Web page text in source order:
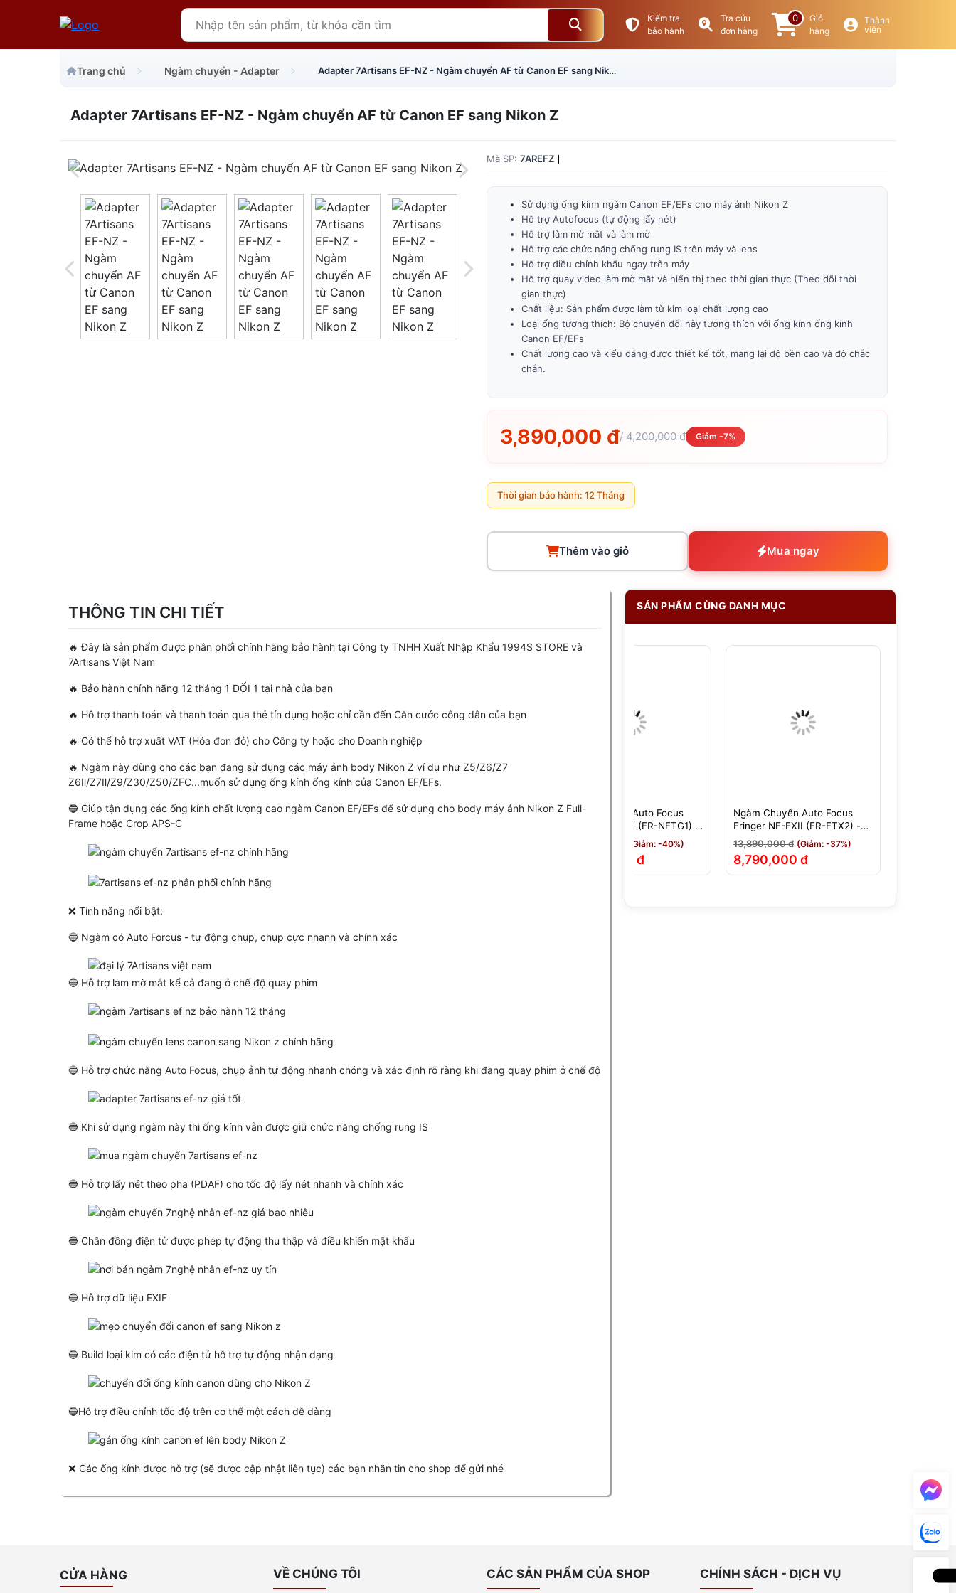
Kiểm tra
bảo hành
Tra cứu
đơn hàng
0
Giỏ
hàng
Thành
viên
Trang chủ Ngàm chuyển - Adapter Adapter 7Artisans EF-NZ - Ngàm chuyển AF từ Canon EF sang Nikon Z
Adapter 7Artisans EF-NZ - Ngàm chuyển AF từ Canon EF sang Nikon Z
Mã SP: 7AREFZ
Sử dụng ống kính ngàm Canon EF/EFs cho máy ảnh Nikon Z
Hỗ trợ Autofocus (tự động lấy nét)
Hỗ trợ làm mờ mắt và làm mờ
Hỗ trợ các chức năng chống rung IS trên máy và lens
Hỗ trợ điều chỉnh khẩu ngay trên máy
Hỗ trợ quay video làm mờ mắt và hiển thị theo thời gian thực (Theo dõi thời
gian thực)
Chất liệu: Sản phẩm được làm từ kim loại chất lượng cao
Loại ống tương thích: Bộ chuyển đổi này tương thích với ống kính ống kính
Canon EF/EFs
Chất lượng cao và kiểu dáng được thiết kế tốt, mang lại độ bền cao và độ chắc
chắn.
3,890,000 đ/ 4,200,000 đ Giảm -7%
Thời gian bảo hành: 12 Tháng
Thêm vào giỏ Mua ngay
THÔNG TIN CHI TIẾT
🔥 Đây là sản phẩm được phân phối chính hãng bảo hành tại Công ty TNHH Xuất Nhập Khẩu 1994S STORE và
7Artisans Việt Nam
🔥 Bảo hành chính hãng 12 tháng 1 ĐỔI 1 tại nhà của bạn
🔥 Hỗ trợ thanh toán và thanh toán qua thẻ tín dụng hoặc chỉ cần đến Căn cước công dân của bạn
🔥 Có thể hỗ trợ xuất VAT (Hóa đơn đỏ) cho Công ty hoặc cho Doanh nghiệp
🔥 Ngàm này dùng cho các bạn đang sử dụng các máy ảnh body Nikon Z ví dụ như Z5/Z6/Z7
Z6Ⅱ/Z7Ⅱ/Z9/Z30/Z50/ZFC...muốn sử dụng ống kính ống kính của Canon EF/EFs.
🔵 Giúp tận dụng các ống kính chất lượng cao ngàm Canon EF/EFs để sử dụng cho body máy ảnh Nikon Z Full-
Frame hoặc Crop APS-C
❌ Tính năng nổi bật:
🔵 Ngàm có Auto Forcus - tự động chụp, chụp cực nhanh và chính xác
🔵 Hỗ trợ làm mờ mắt kể cả đang ở chế độ quay phim
🔵 Hỗ trợ chức năng Auto Focus, chụp ảnh tự động nhanh chóng và xác định rõ ràng khi đang quay phim ở chế độ
🔵 Khi sử dụng ngàm này thì ống kính vẫn được giữ chức năng chống rung IS
🔵 Hỗ trợ lấy nét theo pha (PDAF) cho tốc độ lấy nét nhanh và chính xác
🔵 Chân đồng điện tử được phép tự động thu thập và điều khiển mật khẩu
🔵 Hỗ trợ dữ liệu EXIF ​​​​
🔵 Build loại kim có các điện tử hỗ trợ tự động nhận dạng
🔵Hỗ trợ điều chỉnh tốc độ trên cơ thể một cách dễ dàng
❌ Các ống kính được hỗ trợ (sẽ được cập nhật liên tục) các bạn nhắn tin cho shop để gửi nhé
SẢN PHẨM CÙNG DANH MỤC
Combo 2 Tube Macro Meike
MK-C-AF3 Cho Canon EOS M
900,000 đ
650,000 đ
Ngàm Chuyển C-Mount -
79,900 đ
Ngàm Chuyển Fringer EF-FX
Ngàm Chuyển Auto Focus
Fringer NF-GFX (FR-NFTG1) -
Nikon F Sang Fujifilm GFX -
(Giảm: -40%)
13,790,000 đ
Ngàm Chuyển Auto Focus
Fringer NF-FXII (FR-FTX2) -
Nikon F Sang Fujifilm X -
Chính Hãng
13,890,000 đ (Giảm: -37%)
8,790,000 đ
CỬA HÀNG VỀ CHÚNG TÔI CÁC SẢN PHẨM CỦA SHOP CHÍNH SÁCH - DỊCH VỤ
Giá trên 1SP 5 x0 đ
Tổng giá 0 đ